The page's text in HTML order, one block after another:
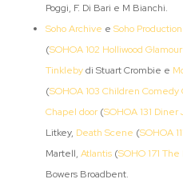
Poggi, F. Di Bari e M Bianchi.
Soho Archive e Soho
(SOHOA 102 Holliwood
Tinklebydi Stuart Crombie e
(SOHOA 103 Children Comedy
Chapel door(SOHOA 131 Diner
Litkey, Death Scene (SOHOA
Martell, Atlantis(SOHO 171 The
Bowers Broadbent.